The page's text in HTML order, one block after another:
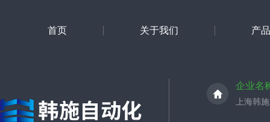
首页 关于我们 产
企业名
上海韩